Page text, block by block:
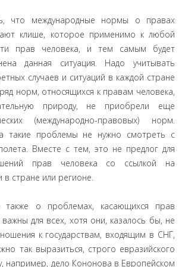
что международные нормы о правах
клише, которое применимо к любой
прав человека, и тем самым будет
данная ситуация. Надо учитывать
случаев и ситуаций в каждой стране
норм, относящихся к правам человека,
природу, не приобрели еще
(международно-правовых) норм.
такие проблемы не нужно смотреть с
Вместе с тем, это не предлог для
прав человека со ссылкой на
в стране или регионе.
также о проблемах, касающихся прав
для всех, хотя они, казалось бы, не
к государствам, входящим в СНГ,
так выразиться, строго евразийского
например, дело Кононова в Европейском